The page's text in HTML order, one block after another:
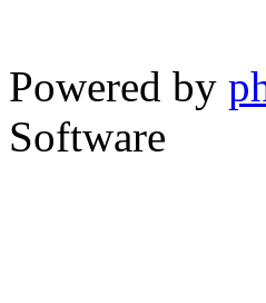
Powered by
Software